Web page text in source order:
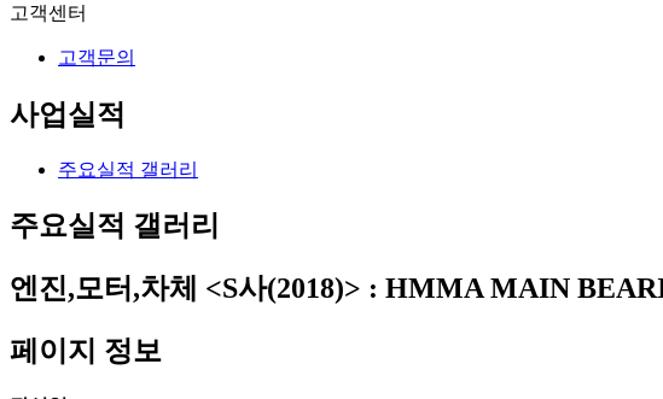
고객센터
고객문의
사업실적
주요실적 갤러리
주요실적 갤러리
엔진,모터,차체
<S사(2018)> : HMMA MAIN
페이지 정보